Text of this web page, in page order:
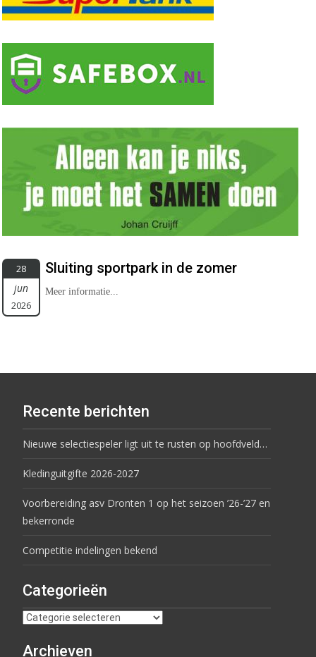
28
jun
2026
Sluiting sportpark in de zomer
Meer informatie...
Recente berichten
Nieuwe selectiespeler ligt uit te rusten op hoofdveld…
Kledinguitgifte 2026-2027
Voorbereiding asv Dronten 1 op het seizoen ’26-’27 en
bekerronde
Competitie indelingen bekend
Categorieën
Archieven